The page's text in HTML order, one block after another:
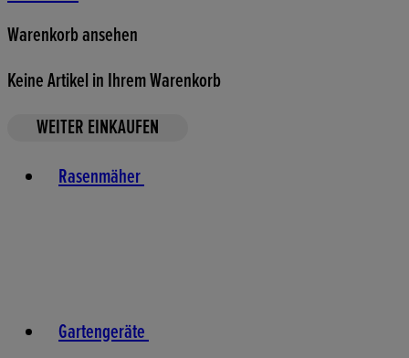
Warenkorb ansehen
Keine Artikel in Ihrem Warenkorb
WEITER EINKAUFEN
Rasenmäher
Gartengeräte